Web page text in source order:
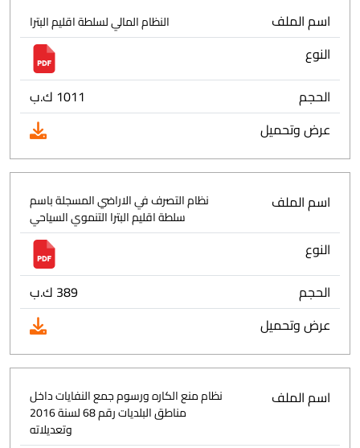
اسم الملف النظام المالي لسلطة اقليم البترا
النوع
الحجم
1011 ك.ب
عرض وتحميل
اسم الملف
نظام التصرف في الاراضي المسجلة باسم
سلطة اقليم البترا التنموي السياحي
النوع
الحجم
389 ك.ب
عرض وتحميل
اسم الملف
نظام منع الكاره ورسوم جمع النفايات داخل
مناطق البلديات رقم 68 لسنة 2016
وتعديلاته